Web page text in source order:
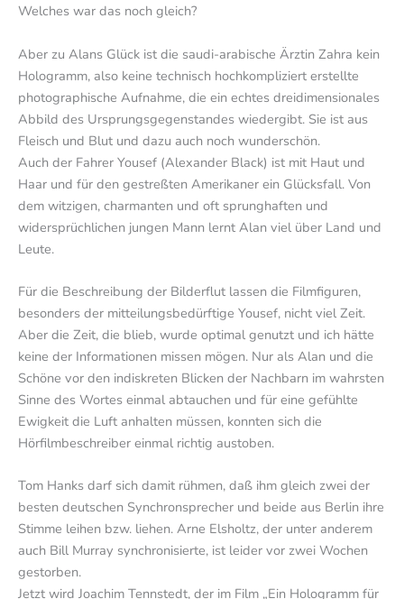
Welches war das noch gleich?
Aber zu Alans Glück ist die saudi-arabische Ärztin Zahra kein
Hologramm, also keine technisch hochkompliziert erstellte
photographische Aufnahme, die ein echtes dreidimensionales
Abbild des Ursprungsgegenstandes wiedergibt. Sie ist aus
Fleisch und Blut und dazu auch noch wunderschön.
Auch der Fahrer Yousef (Alexander Black) ist mit Haut und
Haar und für den gestreßten Amerikaner ein Glücksfall. Von
dem witzigen, charmanten und oft sprunghaften und
widersprüchlichen jungen Mann lernt Alan viel über Land und
Leute.
Für die Beschreibung der Bilderflut lassen die Filmfiguren,
besonders der mitteilungsbedürftige Yousef, nicht viel Zeit.
Aber die Zeit, die blieb, wurde optimal genutzt und ich hätte
keine der Informationen missen mögen. Nur als Alan und die
Schöne vor den indiskreten Blicken der Nachbarn im wahrsten
Sinne des Wortes einmal abtauchen und für eine gefühlte
Ewigkeit die Luft anhalten müssen, konnten sich die
Hörfilmbeschreiber einmal richtig austoben.
Tom Hanks darf sich damit rühmen, daß ihm gleich zwei der
besten deutschen Synchronsprecher und beide aus Berlin ihre
Stimme leihen bzw. liehen. Arne Elsholtz, der unter anderem
auch Bill Murray synchronisierte, ist leider vor zwei Wochen
gestorben.
Jetzt wird Joachim Tennstedt, der im Film „Ein Hologramm für